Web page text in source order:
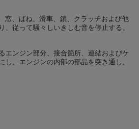
窓、ばね、滑車、鎖、クラッチおよび他
、従って騒々しいきしむ音を停止する。
エンジン部分、接合箇所、連結およびケ
し、エンジンの内部の部品を突き通し、